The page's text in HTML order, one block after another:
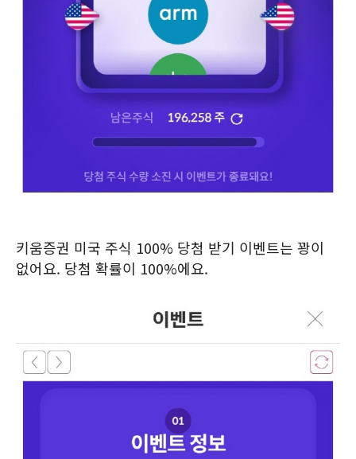
키움증권 미국 주식 100% 당첨 받기 이벤트는 꽝이
없어요. 당첨 확률이 100%에요.